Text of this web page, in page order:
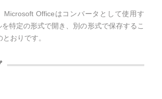
Microsoft Officeはコンバータとして使用す
特定の形式で開き、別の形式で保存するこ
おりです。